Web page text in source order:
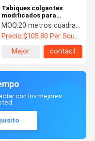
Tabiques colgantes
modificados para
requisitos particulares de
la conferencia
MOQ:20 metros cuadrados
Precio:$105.80 Per Square Meter
Mejor
contact
con los mejores